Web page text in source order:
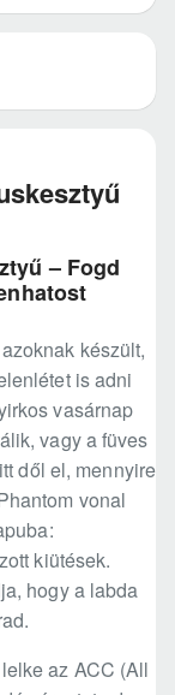
– Fogd
készült,
is adni
vasárnap
vagy a füves
dől el, mennyire
vonal
kiütések.
hogy a labda
az ACC (All